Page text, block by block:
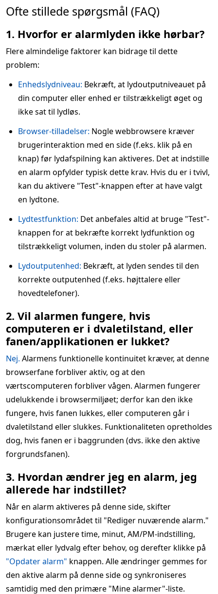
Ofte stillede spørgsmål (FAQ)
1. Hvorfor er alarmlyden ikke hørbar?
Flere almindelige faktorer kan bidrage til dette
problem:
Enhedslydniveau: Bekræft, at lydoutputniveauet på
din computer eller enhed er tilstrækkeligt øget og
ikke sat til lydløs.
Browser-tilladelser: Nogle webbrowsere kræver
brugerinteraktion med en side (f.eks. klik på en
knap) før lydafspilning kan aktiveres. Det at indstille
en alarm opfylder typisk dette krav. Hvis du er i tvivl,
kan du aktivere "Test"-knappen efter at have valgt
en lydtone.
Lydtestfunktion: Det anbefales altid at bruge "Test"-
knappen for at bekræfte korrekt lydfunktion og
tilstrækkeligt volumen, inden du stoler på alarmen.
Lydoutputenhed: Bekræft, at lyden sendes til den
korrekte outputenhed (f.eks. højttalere eller
hovedtelefoner).
2. Vil alarmen fungere, hvis
computeren er i dvaletilstand, eller
fanen/applikationen er lukket?
Nej. Alarmens funktionelle kontinuitet kræver, at denne
browserfane forbliver aktiv, og at den
værtscomputeren forbliver vågen. Alarmen fungerer
udelukkende i browsermiljøet; derfor kan den ikke
fungere, hvis fanen lukkes, eller computeren går i
dvaletilstand eller slukkes. Funktionaliteten opretholdes
dog, hvis fanen er i baggrunden (dvs. ikke den aktive
forgrundsfanen).
3. Hvordan ændrer jeg en alarm, jeg
allerede har indstillet?
Når en alarm aktiveres på denne side, skifter
konfigurationsområdet til "Rediger nuværende alarm."
Brugere kan justere time, minut, AM/PM-indstilling,
mærkat eller lydvalg efter behov, og derefter klikke på
"Opdater alarm" knappen. Alle ændringer gemmes for
den aktive alarm på denne side og synkroniseres
samtidig med den primære "Mine alarmer"-liste.